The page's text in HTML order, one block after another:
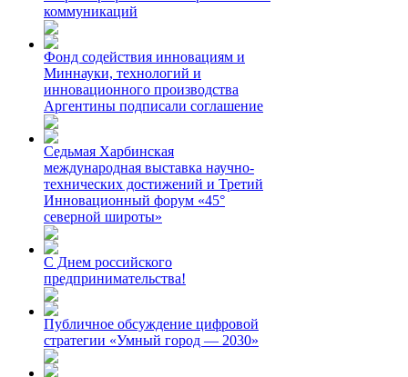
коммуникаций
Фонд содействия инновациям и
Миннауки, технологий и
инновационного производства
Аргентины подписали соглашение
Седьмая Харбинская
международная выставка научно-
технических достижений и Третий
Инновационный форум «45°
северной широты»
С Днем российского
предпринимательства!
Публичное обсуждение цифровой
стратегии «Умный город — 2030»